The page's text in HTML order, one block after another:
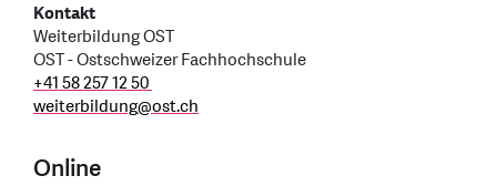
Kontakt
Weiterbildung OST
OST - Ostschweizer Fachhochschule
+41 58 257 12 50
weiterbildung@ost.ch
Online